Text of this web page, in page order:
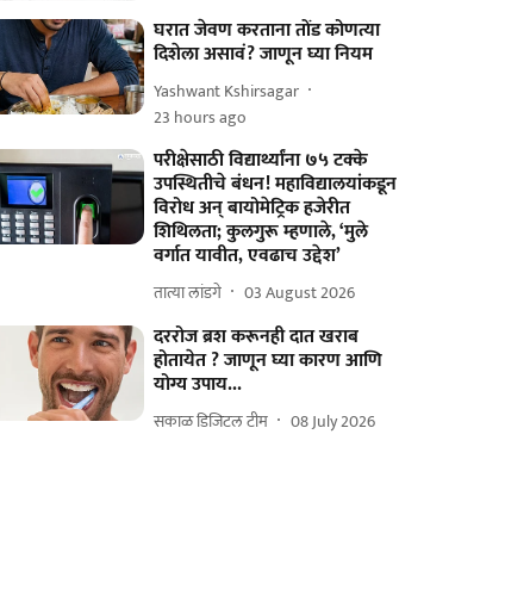
घरात जेवण करताना तोंड कोणत्या
दिशेला असावं? जाणून घ्या नियम
Yashwant Kshirsagar
23 hours ago
परीक्षेसाठी विद्यार्थ्यांना ७५ टक्के
उपस्थितीचे बंधन! महाविद्यालयांकडून
विरोध अन्‌ बायोमेट्रिक हजेरीत
शिथिलता; कुलगुरू म्हणाले, ‘मुले
वर्गात यावीत, एवढाच उद्देश’
तात्या लांडगे 03 August 2026
दररोज ब्रश करूनही दात खराब
होतायेत ? जाणून घ्या कारण आणि
योग्य उपाय...
सकाळ डिजिटल टीम 08 July 2026